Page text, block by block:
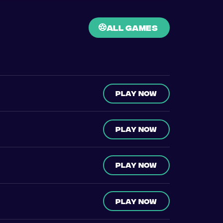
all games
Play now
Play now
Play now
Play now